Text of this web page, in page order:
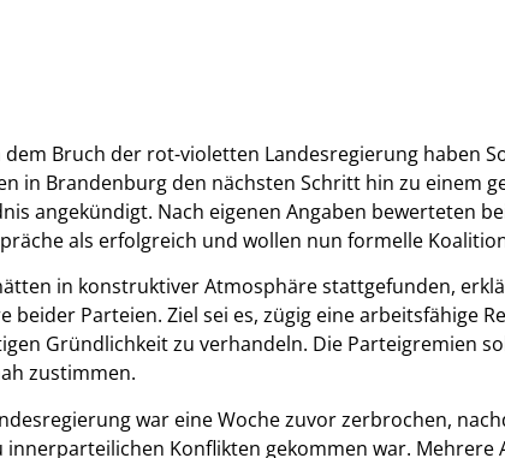
dem Bruch der rot-violetten Landesregierung haben
in Brandenburg den nächsten Schritt hin zu einem
angekündigt. Nach eigenen Angaben bewerteten
als erfolgreich und wollen nun formelle
in konstruktiver Atmosphäre stattgefunden,
beider Parteien. Ziel sei es, zügig eine arbeitsfähige
Gründlichkeit zu verhandeln. Die Parteigremien
zustimmen.
war eine Woche zuvor zerbrochen,
innerparteilichen Konflikten gekommen war.